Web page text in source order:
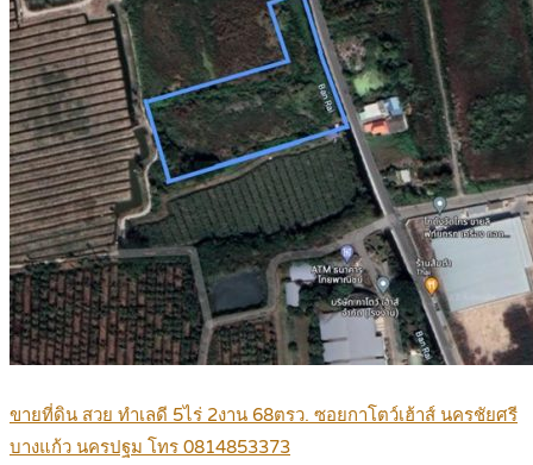
ขายที่ดิน สวย ทำเลดี 5ไร่ 2งาน 68ตรว. ซอยกาโตว์เฮ้าส์ นครชัยศรี
บางแก้ว นครปฐม โทร 0814853373